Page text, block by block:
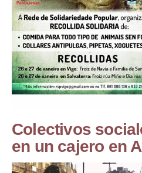
Colectivos
en un cajero en